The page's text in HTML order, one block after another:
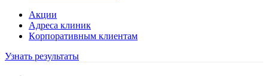
Акции
Адреса клиник
Кoрпоративным клиентам
Узнать результаты